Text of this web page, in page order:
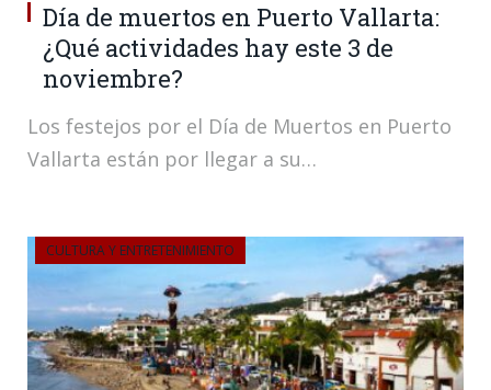
Día de muertos en Puerto Vallarta:
¿Qué actividades hay este 3 de
noviembre?
Los festejos por el Día de Muertos en Puerto
Vallarta están por llegar a su…
CULTURA Y ENTRETENIMIENTO